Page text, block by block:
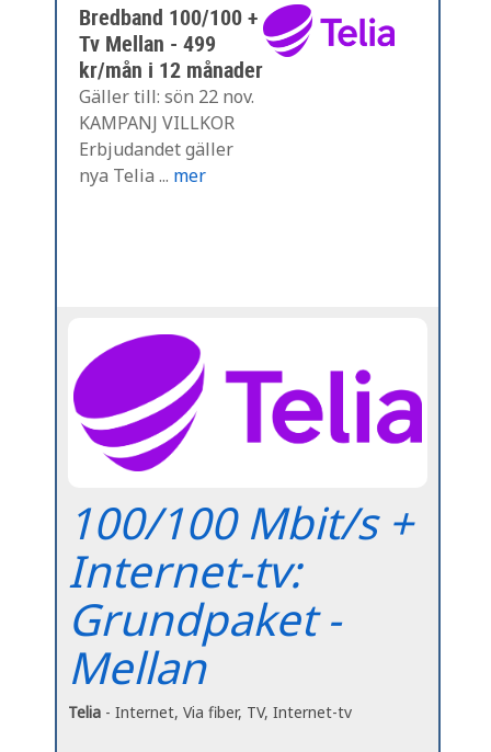
Bredband 100/100 +
Tv Mellan - 499
kr/mån i 12 månader
Gäller till: sön 22 nov.
KAMPANJ VILLKOR
Erbjudandet gäller
nya Telia ... mer
100/100 Mbit/s +
Internet-tv:
Grundpaket -
Mellan
Telia - Internet, Via fiber, TV, Internet-tv